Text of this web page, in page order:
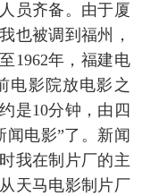
员齐备。由于厦
也被调到福州，
1962年，福建电
电影院放电影之
是10分钟，由四
电影”了。新闻
我在制片厂的主
天马电影制片厂